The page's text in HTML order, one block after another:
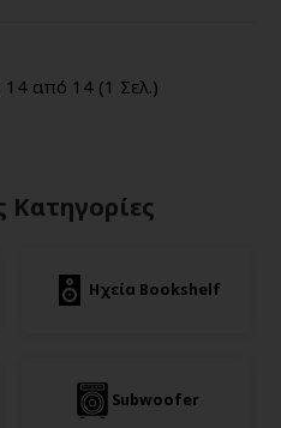
14 από 14 (1 Σελ.)
Κατηγορίες
Ηχεία Bookshelf
Subwoofer